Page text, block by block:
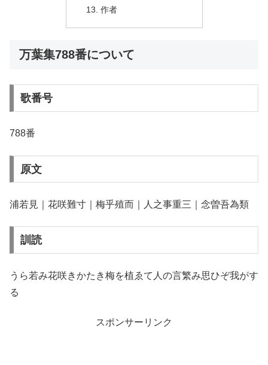
作者
万葉集788番について
歌番号
788番
原文
浦若見｜花咲難寸｜梅乎殖而｜人之事重三｜念曽吾為類
訓読
うら若み花咲きかたき梅を植ゑて人の言繁み思ひぞ我がす
る
スポンサーリンク